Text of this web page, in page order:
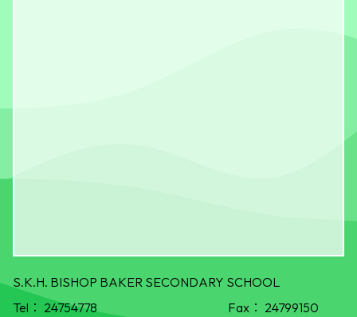
S.K.H. BISHOP BAKER SECONDARY SCHOOL
Tel： 24754778 Fax： 24799150